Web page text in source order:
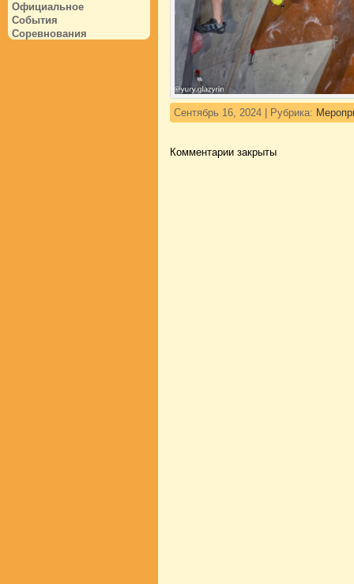
Официальное
События
Соревнования
Сентябрь 16, 2024 | Рубрика:
Комментарии закрыты